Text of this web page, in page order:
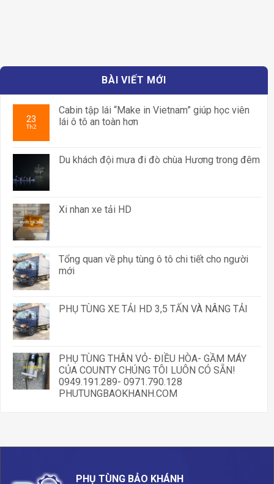
BÀI VIẾT MỚI
23
Th2
Cabin tập lái “Make in Vietnam” giúp học viên
lái ô tô an toàn hơn
Du khách đội mưa đi đò chùa Hương trong đêm
Xi nhan xe tải HD
Tổng quan về phụ tùng ô tô chi tiết cho người
mới
PHỤ TÙNG XE TẢI HD 3,5 TẤN VÀ NÂNG TẢI
PHỤ TÙNG THÂN VỎ- ĐIỀU HÒA- GẦM MÁY
CỦA COUNTY CHÚNG TÔI LUÔN CÓ SẴN!
0949.191.289- 0971.790.128
PHUTUNGBAOKHANH.COM
PHỤ TÙNG BẢO KHÁNH